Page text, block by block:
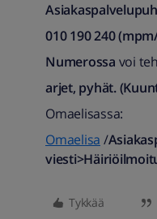
010 190 240
Numerossa voi
arjet, pyhät.
Omaelisassa:
Omaelisa /
Tykkää